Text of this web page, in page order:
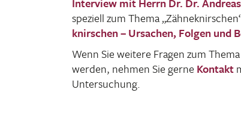
speziell zum Thema
knir­schen – Ursa­chen, Folgen und
Wenn Sie weitere Fragen zum
werden, nehmen Sie gerne Kontakt
Untersuchung.